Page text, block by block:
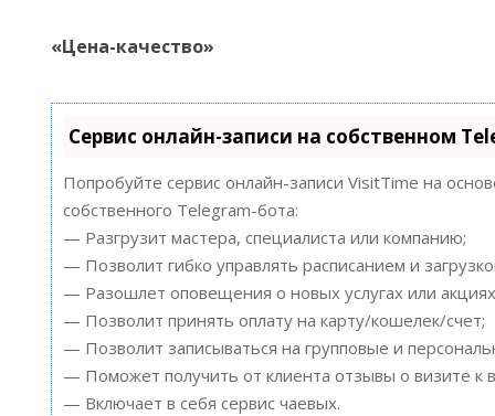
«Цена-качество»
Сервис онлайн-записи на собственном
Попробуйте сервис онлайн-записи VisitTime на
собственного Telegram-бота:
— Разгрузит мастера, специалиста или компанию;
— Позволит гибко управлять расписанием и
— Разошлет оповещения о новых услугах или
— Позволит принять оплату на карту/кошелек/счет;
— Позволит записываться на групповые и
— Поможет получить от клиента отзывы о визите к
— Включает в себя сервис чаевых.